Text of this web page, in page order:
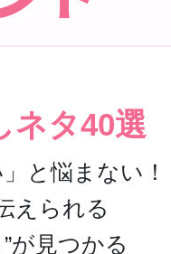
ネタ40選
と悩まない！
えられる
が見つかる